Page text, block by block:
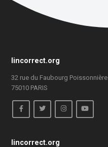
lincorrect.org
32 rue du Faubourg Poissonnière
75010 PARIS
lincorrect.org